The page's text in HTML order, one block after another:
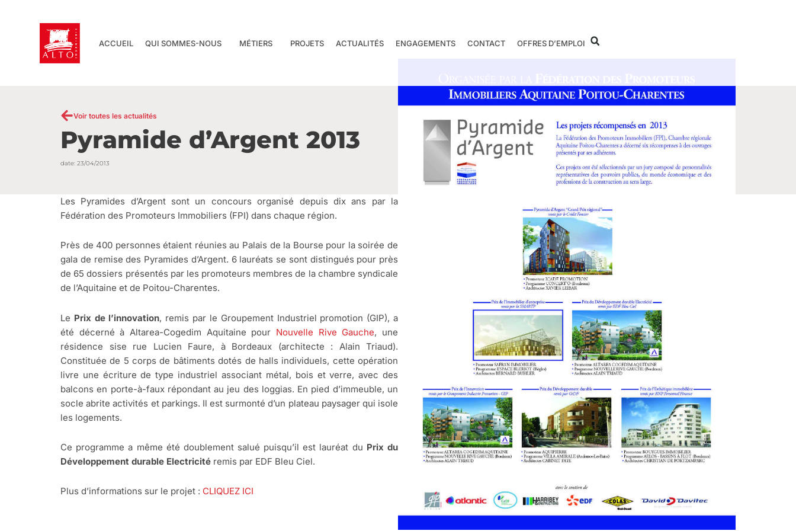
ACCUEIL QUI SOMMES-NOUS MÉTIERS PROJETS ACTUALITÉS ENGAGEMENTS CONTACT OFFRES D’EMPLOI
Voir toutes les actualités
Pyramide d’Argent 2013
date: 23/04/2013
Les Pyramides d’Argent sont un concours organisé depuis dix ans par la
Fédération des Promoteurs Immobiliers (FPI) dans chaque région.
Près de 400 personnes étaient réunies au Palais de la Bourse pour la soirée de
gala de remise des Pyramides d’Argent. 6 lauréats se sont distingués pour près
de 65 dossiers présentés par les promoteurs membres de la chambre syndicale
de l’Aquitaine et de Poitou-Charentes.
Le Prix de l’innovation, remis par le Groupement Industriel promotion (GIP), a
été décerné à Altarea-Cogedim Aquitaine pour Nouvelle Rive Gauche, une
résidence sise rue Lucien Faure, à Bordeaux (architecte : Alain Triaud).
Constituée de 5 corps de bâtiments dotés de halls individuels, cette opération
livre une écriture de type industriel associant métal, bois et verre, avec des
balcons en porte-à-faux répondant au jeu des loggias. En pied d’immeuble, un
socle abrite activités et parkings. Il est surmonté d’un plateau paysager qui isole
les logements.
Ce programme a même été doublement salué puisqu’il est lauréat du Prix du
Développement durable Electricité remis par EDF Bleu Ciel.
Plus d’informations sur le projet : CLIQUEZ ICI